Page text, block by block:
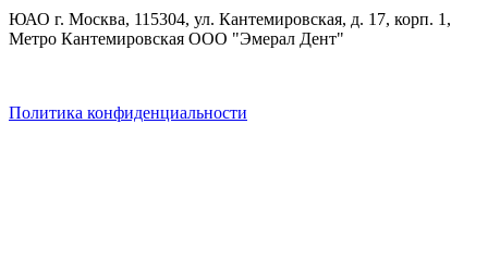
ЮАО г. Москва, 115304, ул. Кантемировская, д. 17, корп. 1,
Метро Кантемировская ООО "Эмерал Дент"
Политика конфиденциальности